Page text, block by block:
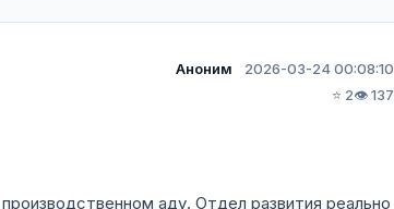
Аноним
2026-03-24 00:08:10
⭐ 2👁️ 137
аду. Отдел развития реально